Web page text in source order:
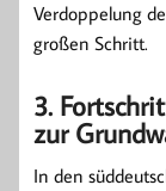
Verdoppelung
großen Schritt.
3.
zur
In den